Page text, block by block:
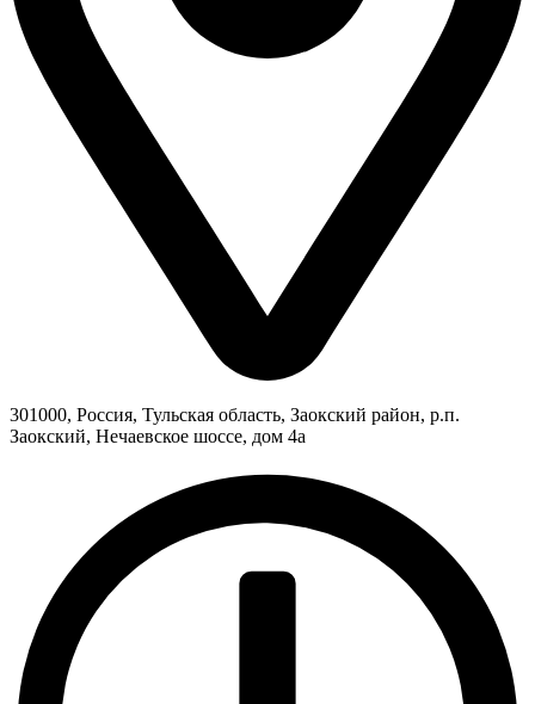
301000, Россия, Тульская область, Заокский район, р.п.
Заокский, Нечаевское шоссе, дом 4а